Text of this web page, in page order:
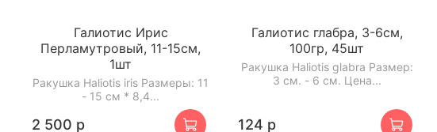
Галиотис Ирис
Перламутровый, 11-15см,
1шт
Ракушка Haliotis iris Размеры: 11
- 15 см * 8,4...
2 500 р
Галиотис глабра, 3-6см,
100гр, 45шт
Ракушка Haliotis glabra Размер:
3 см. - 6 см. Цена...
124 р